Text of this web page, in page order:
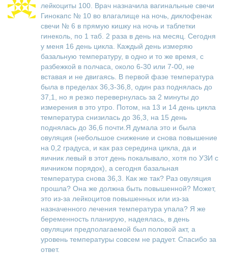
лейкоциты 100. Врач назначила вагинальные свечи
Гинокапс № 10 во влагалище на ночь, диклофенак
свечи № 6 в прямую кишку на ночь и таблетки
гинеколь, по 1 таб. 2 раза в день на месяц. Сегодня
у меня 16 день цикла. Каждый день измеряю
базальную температуру, в одно и то же время, с
разбежкой в полчаса, около 6-30 или 7-00, не
вставая и не двигаясь. В первой фазе температура
была в пределах 36,3-36,8, один раз поднялась до
37,1, но я резко перевернулась за 2 минуты до
измерения в это утро. Потом, на 13 и 14 день цикла
температура снизилась до 36,3, на 15 день
поднялась до 36,6 почти.Я думала это и была
овуляция (небольшое снижение и снова повышение
на 0,2 градуса, и как раз середина цикла, да и
яичник левый в этот день покалывало, хотя по УЗИ с
яичником порядок), а сегодня базальная
температура снова 36,3. Как же так? Раз овуляция
прошла? Она же должна быть повышенной? Может,
это из-за лейкоцитов повышенных или из-за
назначенного лечения температура упала? Я же
беременность планирую, надеялась, в день
овуляции предполагаемой был половой акт, а
уровень температуры совсем не радует. Спасибо за
ответ.